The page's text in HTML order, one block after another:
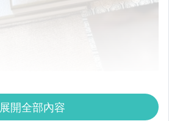
展開全部內容